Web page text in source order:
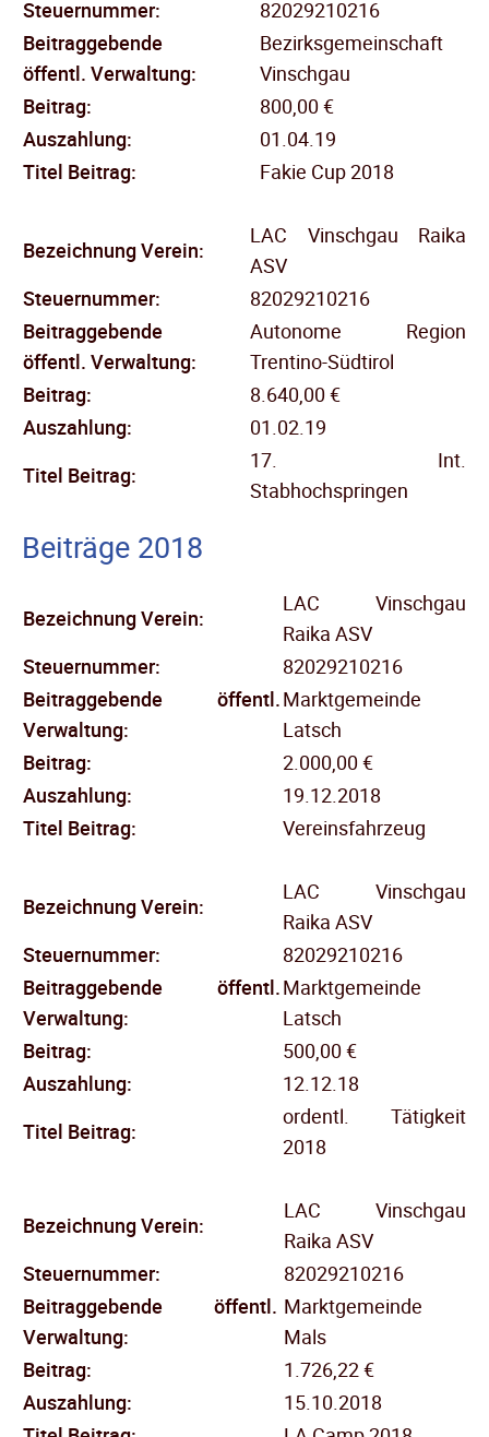
Steuernummer:
82029210216
Beitraggebende
öffentl. Verwaltung:
Bezirksgemeinschaft
Vinschgau
Beitrag:
800,00 €
Auszahlung:
01.04.19
Titel Beitrag:
Fakie Cup 2018
Bezeichnung Verein:
LAC Vinschgau Raika
ASV
Steuernummer:
82029210216
Beitraggebende
öffentl. Verwaltung:
Autonome Region
Trentino-Südtirol
Beitrag:
8.640,00 €
Auszahlung:
01.02.19
Titel Beitrag:
17. Int.
Stabhochspringen
Beiträge 2018
Bezeichnung Verein:
LAC Vinschgau
Raika ASV
Steuernummer:
82029210216
Beitraggebende öffentl.
Verwaltung:
Marktgemeinde
Latsch
Beitrag:
2.000,00 €
Auszahlung:
19.12.2018
Titel Beitrag:
Vereinsfahrzeug
Bezeichnung Verein:
LAC Vinschgau
Raika ASV
Steuernummer:
82029210216
Beitraggebende öffentl.
Verwaltung:
Marktgemeinde
Latsch
Beitrag:
500,00 €
Auszahlung:
12.12.18
Titel Beitrag:
ordentl. Tätigkeit
2018
Bezeichnung Verein:
LAC Vinschgau
Raika ASV
Steuernummer:
82029210216
Beitraggebende öffentl.
Verwaltung:
Marktgemeinde
Mals
Beitrag:
1.726,22 €
Auszahlung:
15.10.2018